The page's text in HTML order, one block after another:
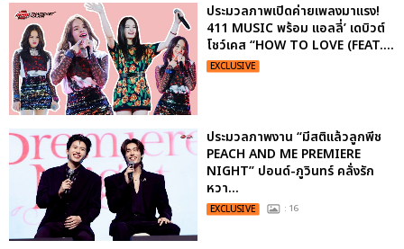
ประมวลภาพเปิดค่ายเพลงมาแรง!
411 MUSIC พร้อม แอลลี่’ เดบิวต์
โชว์เคส “HOW TO LOVE (FEAT....
EXCLUSIVE
ประมวลภาพงาน “มีสติแล้วลูกพีช
PEACH AND ME PREMIERE
NIGHT” ปอนด์-ภูวินทร์ คลั่งรัก
หวา...
EXCLUSIVE : 16